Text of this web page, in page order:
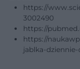
https://
3002490
https://
https://
jablka-